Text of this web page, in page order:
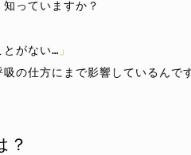
知っていますか？
とがない… 」
の仕方にまで影響しているんで
？